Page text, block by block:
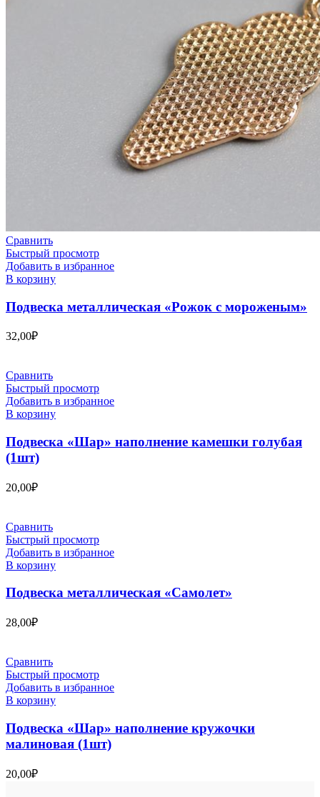
Сравнить
Быстрый просмотр
Добавить в избранное
В корзину
Подвеска металлическая «Рожок с мороженым»
32,00₽
Сравнить
Быстрый просмотр
Добавить в избранное
В корзину
Подвеска «Шар» наполнение камешки голубая
(1шт)
20,00₽
Сравнить
Быстрый просмотр
Добавить в избранное
В корзину
Подвеска металлическая «Самолет»
28,00₽
Сравнить
Быстрый просмотр
Добавить в избранное
В корзину
Подвеска «Шар» наполнение кружочки
малиновая (1шт)
20,00₽